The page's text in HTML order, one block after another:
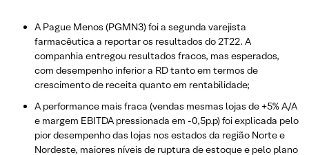
A Pague Menos (PGMN3) foi a segunda varejista
farmacêutica a reportar os resultados do 2T22. A
companhia entregou resultados fracos, mas esperados,
com desempenho inferior a RD tanto em termos de
crescimento de receita quanto em rentabilidade;
A performance mais fraca (vendas mesmas lojas de +5% A/A
e margem EBITDA pressionada em -0,5p.p) foi explicada pelo
pior desempenho das lojas nos estados da região Norte e
Nordeste, maiores níveis de ruptura de estoque e pelo plano